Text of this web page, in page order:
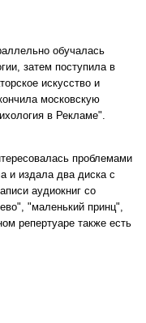
обучалась
затем поступила в
искусство и
московскую
в Рекламе".
проблемами
и издала два диска с
аудиокниг со
"маленький принц",
репертуаре также есть